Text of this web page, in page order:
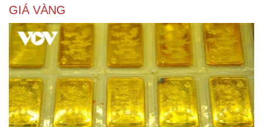
check-in
Hạt giống tâm hồn
GIÁ VÀNG